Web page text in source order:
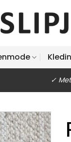
✓